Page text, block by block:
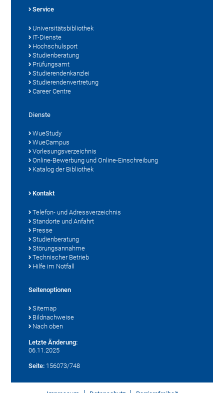
Service
Universitätsbibliothek
IT-Dienste
Hochschulsport
Studienberatung
Prüfungsamt
Studierendenkanzlei
Studierendenvertretung
Career Centre
Dienste
WueStudy
WueCampus
Vorlesungsverzeichnis
Online-Bewerbung und Online-Einschreibung
Katalog der Bibliothek
Kontakt
Telefon- und Adressverzeichnis
Standorte und Anfahrt
Presse
Studienberatung
Störungsannahme
Technischer Betrieb
Hilfe im Notfall
Seitenoptionen
Sitemap
Bildnachweise
Nach oben
Letzte Änderung:
06.11.2025
Seite: 156073/748